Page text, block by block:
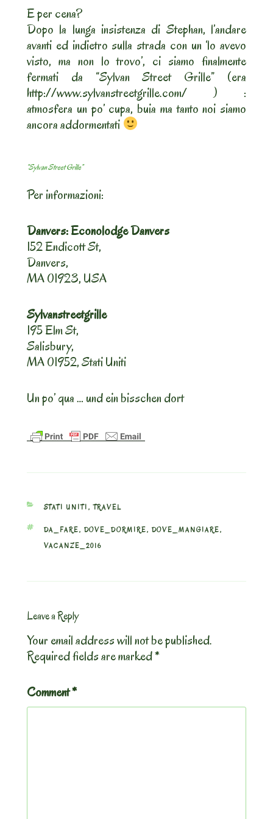
E per cena?
Dopo la lunga insistenza di Stephan, l’andare
avanti ed indietro sulla strada con un ‘lo avevo
visto, ma non lo trovo’, ci siamo finalmente
fermati da “Sylvan Street Grille” (era
http://www.sylvanstreetgrille.com/ ) :
atmosfera un po’ cupa, buia ma tanto noi siamo
ancora addormentati
“Sylvan Street Grille”
Per informazioni:
Danvers: Econolodge Danvers
152 Endicott St,
Danvers,
MA 01923, USA
Sylvanstreetgrille
195 Elm St,
Salisbury,
MA 01952, Stati Uniti
Un po’ qua … und ein bisschen dort
CATEGORIES
STATI UNITI ,TRAVEL
TAGS
DA_FARE, DOVE_DORMIRE, DOVE_MANGIARE,
VACANZE_2016
Leave a Reply
Your email address will not be published.
Required fields are marked*
Comment*